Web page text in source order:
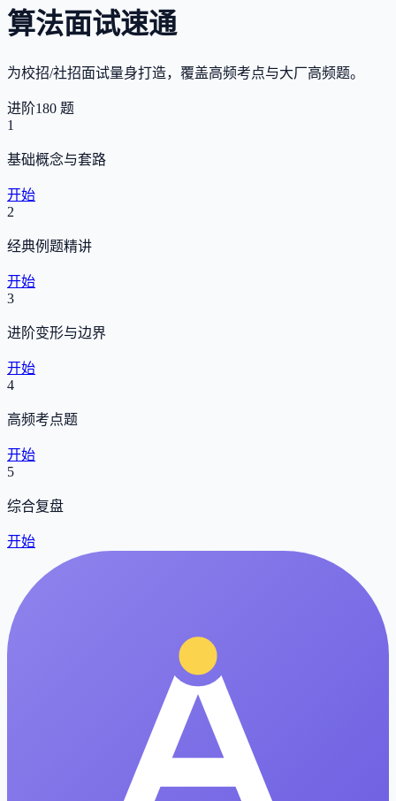
算法面试速通
为校招/社招面试量身打造，覆盖高频考点与大厂高频题。
进阶180 题
1
基础概念与套路
开始
2
经典例题精讲
开始
3
进阶变形与边界
开始
4
高频考点题
开始
5
综合复盘
开始